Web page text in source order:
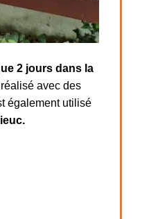
2 jours dans la
avec des
également utilisé